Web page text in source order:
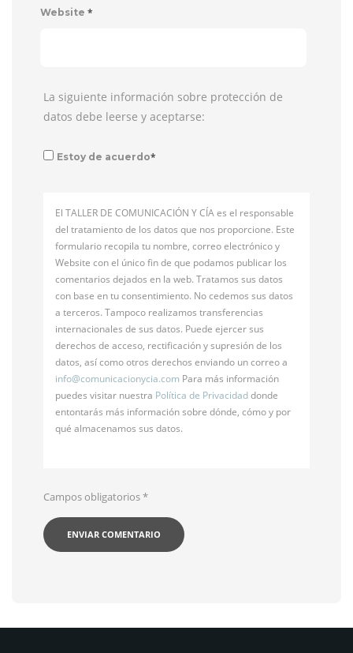
Website *
La siguiente información sobre protección de
datos debe leerse y aceptarse:
Estoy de acuerdo*
El TALLER DE COMUNICACIÓN Y CÍA es el responsable
del tratamiento de los datos que nos proporcione. Este
formulario recopila tu nombre, correo electrónico y
Website con el único fin de que podamos publicar los
comentarios dejados en la web. Tratamos sus datos
con base en tu consentimiento. No cedemos sus datos
a terceros. Tampoco realizamos transferencias
internacionales de sus datos. Puede ejercer sus
derechos de acceso, rectificación y supresión de los
datos, así como otros derechos enviando un correo a
info@comunicacionycia.com Para más información
puedes visitar nuestra Política de Privacidaddonde
entontarás más información sobre dónde, cómo y por
qué almacenamos sus datos.
Campos obligatorios*